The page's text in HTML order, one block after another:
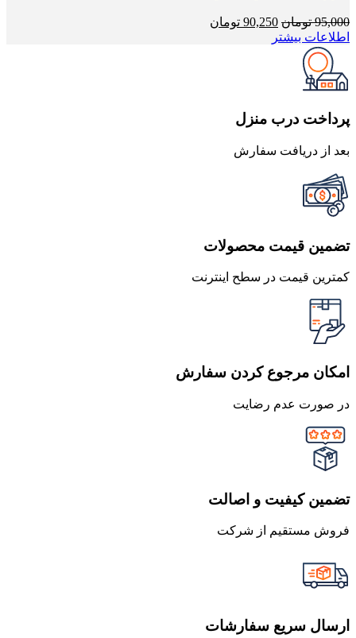
95,000 تومان قیمت
اصلی
90,250 تومان
اطلاعات بیشتر
پرداخت درب منزل
بعد از دریافت سفارش
تضمین قیمت محصولات
کمترین قیمت در سطح اینترنت
امکان مرجوع کردن سفارش
در صورت عدم رضایت
تضمین کیفیت و اصالت
فروش مستقیم از شرکت
ارسال سریع سفارشات